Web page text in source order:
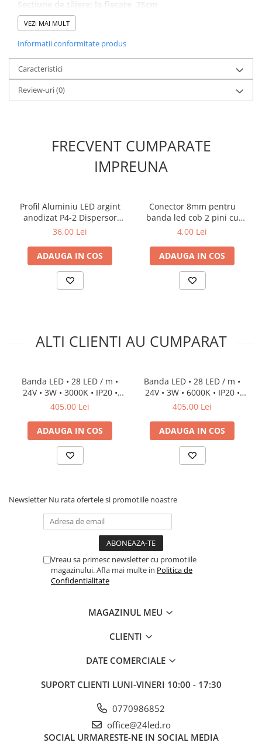
Secțiune de tăiere: la fiecare 25cm
Grosimea PCB: suport dublu
Durata de viata: 50.000 ore
VEZI MAI MULT
Informatii conformitate produs
Caracteristici
Review-uri(0)
FRECVENT CUMPARATE
IMPREUNA
Profil Aluminiu LED argint
anodizat P4-2 Dispersor
opal 2M
36,00 Lei
ADAUGA IN COS
Conector 8mm pentru
banda led cob 2 pini cu
cablu
4,00 Lei
ADAUGA IN COS
ALTI CLIENTI AU CUMPARAT
Banda LED • 28 LED / m •
24V • 3W • 3000K • IP20 •
400lm • 8mm • Cri80
405,00 Lei
ADAUGA IN COS
Banda LED • 28 LED / m •
24V • 3W • 6000K • IP20 •
450lm • 8mm • Cri80
405,00 Lei
ADAUGA IN COS
Newsletter Nu rata ofertele si promotiile noastre
Vreau sa primesc newsletter cu promotiile
magazinului. Afla mai multe in Politica de
Confidentialitate
MAGAZINUL MEU
CLIENTI
DATE COMERCIALE
SUPORT CLIENTI LUNI-VINERI 10:00 - 17:30
0770986852
office@24led.ro
SOCIAL URMARESTE-NE IN SOCIAL MEDIA